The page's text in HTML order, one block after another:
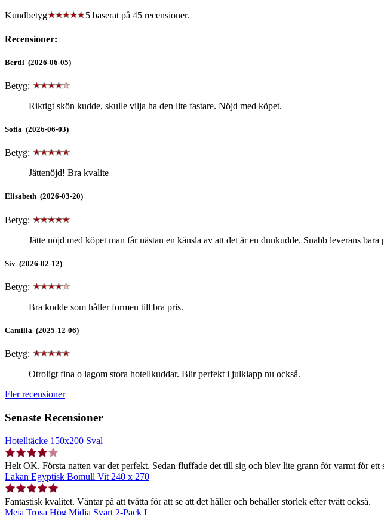
Kundbetyg 5 baserat på 45 recensioner.
Recensioner:
Bertil (2026-06-05)
Betyg:
Riktigt skön kudde, skulle vilja ha den lite fastare. Nöjd med köpet.
Sofia (2026-06-03)
Betyg:
Jättenöjd! Bra kvalite
Elisabeth (2026-03-20)
Betyg:
Jätte nöjd med köpet man får nästan en känsla av att det är en dunkudde. Snabb leverans
Siv (2026-02-12)
Betyg:
Bra kudde som håller formen till bra pris.
Camilla (2025-12-06)
Betyg:
Otroligt fina o lagom stora hotellkuddar. Blir perfekt i julklapp nu också.
Fler recensioner
Senaste Recensioner
Hotelltäcke 150x200 Sval
Helt OK. Första natten var det perfekt. Sedan fluffade det till sig och blev lite grann för varmt för ett
Lakan Egyptisk Bomull Vit 240 x 270
Fantastisk kvalitet. Väntar på att tvätta för att se att det håller och behåller storlek efter tvätt också.
Meja Trosa Hög Midja Svart 2-Pack L